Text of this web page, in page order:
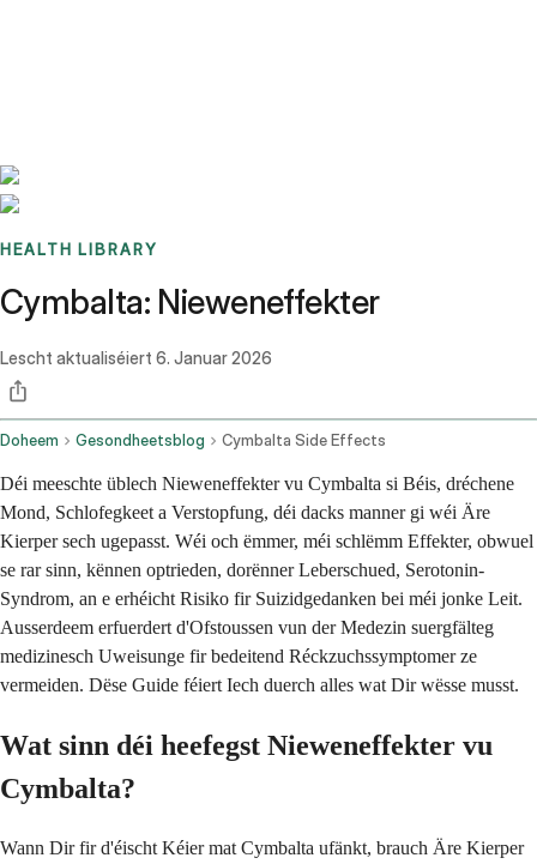
HEALTH LIBRARY
Cymbalta: Nieweneffekter
Lescht aktualiséiert 6. Januar 2026
Doheem Gesondheetsblog Cymbalta Side Effects
Déi meeschte üblech Nieweneffekter vu Cymbalta si Béis, dréchene
Mond, Schlofegkeet a Verstopfung, déi dacks manner gi wéi Äre
Kierper sech ugepasst. Wéi och ëmmer, méi schlëmm Effekter, obwuel
se rar sinn, kënnen optrieden, dorënner Leberschued, Serotonin-
Syndrom, an e erhéicht Risiko fir Suizidgedanken bei méi jonke Leit.
Ausserdeem erfuerdert d'Ofstoussen vun der Medezin suergfälteg
medizinesch Uweisunge fir bedeitend Réckzuchssymptomer ze
vermeiden. Dëse Guide féiert Iech duerch alles wat Dir wësse musst.
Wat sinn déi heefegst Nieweneffekter vu
Cymbalta?
Wann Dir fir d'éischt Kéier mat Cymbalta ufänkt, brauch Äre Kierper